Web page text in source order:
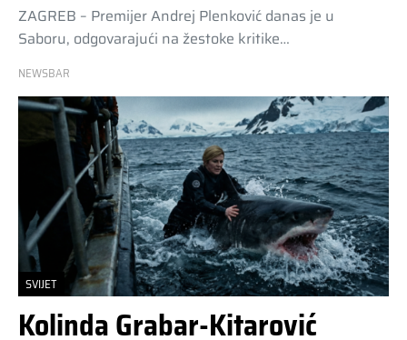
ZAGREB – Premijer Andrej Plenković danas je u
Saboru, odgovarajući na žestoke kritike…
NEWSBAR
SVIJET
Kolinda Grabar-Kitarović